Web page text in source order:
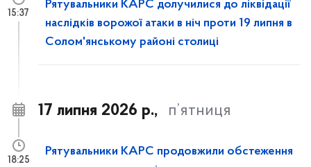
Рятувальники КАРС долучилися до ліквідації
наслідків ворожої атаки в ніч проти 19 липня в
Солом'янському районі столиці
15:37
17 липня 2026 р., п’ятниця
Рятувальники КАРС продовжили обстеження
18:25